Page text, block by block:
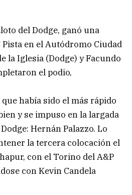
del Dodge, ganó una
en el Autódromo Ciudad
la Iglesia (Dodge) y Facundo
el podio,
había sido el más rápido
y se impuso en la largada
Hernán Palazzo. Lo
la tercera colocación el
con el Torino del A&P
con Kevin Candela